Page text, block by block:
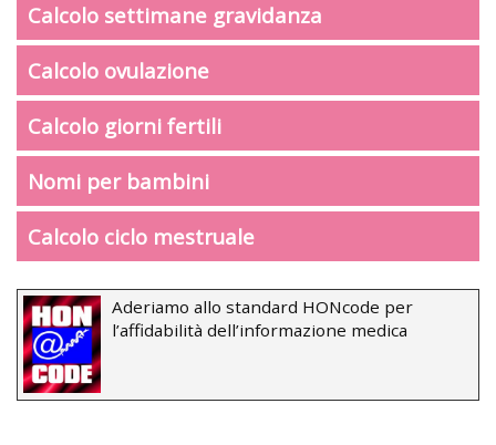
Calcolo settimane gravidanza
Calcolo ovulazione
Calcolo giorni fertili
Nomi per bambini
Calcolo ciclo mestruale
Aderiamo allo standard HONcode per
l’affidabilità dell’informazione medica